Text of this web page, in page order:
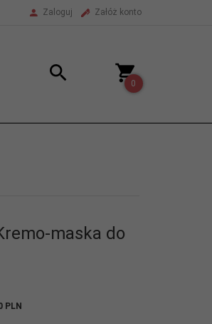
Zaloguj Załóż konto
0
maska do
PLN